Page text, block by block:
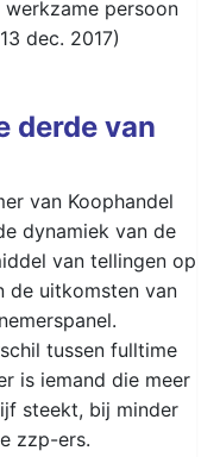
persoon
dec. 2017)
derde van
van Koophandel
dynamiek van de
van tellingen op
de uitkomsten van
tussen fulltime
is iemand die meer
steekt, bij minder
zzp-ers.